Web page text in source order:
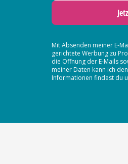
Mit Absenden meiner E-
gerichtete Werbung zu
die Öffnung der E-Mails
meiner Daten kann ich
Informationen findest du